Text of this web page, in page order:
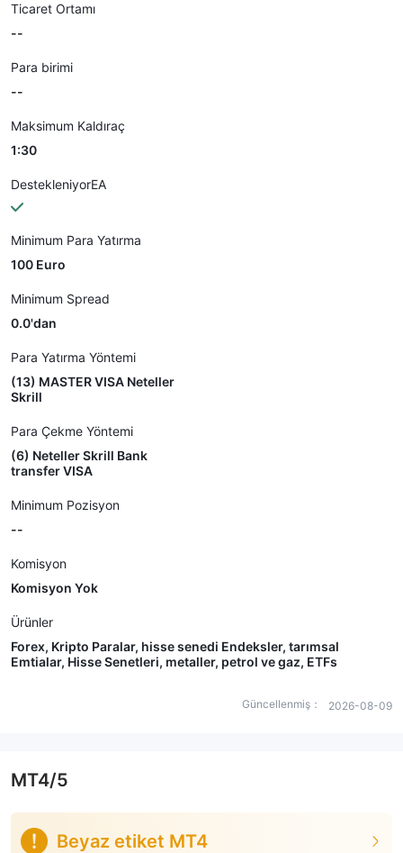
Ticaret Ortamı
--
Para birimi
--
Maksimum Kaldıraç
1:30
DestekleniyorEA
Minimum Para Yatırma
100 Euro
Minimum Spread
0.0'dan
Para Yatırma Yöntemi
(13) MASTER VISA Neteller
Skrill
Para Çekme Yöntemi
(6) Neteller Skrill Bank
transfer VISA
Minimum Pozisyon
--
Komisyon
Komisyon Yok
Ürünler
Forex, Kripto Paralar, hisse senedi Endeksler, tarımsal
Emtialar, Hisse Senetleri, metaller, petrol ve gaz, ETFs
Güncellenmiş： 2026-08-09
MT4/5
Beyaz etiket MT4